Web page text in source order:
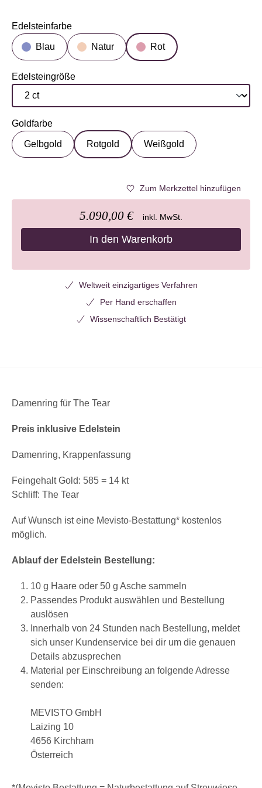
Edelsteinfarbe
auswählen
Blau
Natur Rot
Edelsteingröße
auswählen
Goldfarbe
auswählen
Gelbgold
Rotgold Weißgold
Zum Merkzettel hinzufügen
5.090,00 € inkl. MwSt.
In den Warenkorb
Weltweit einzigartiges Verfahren
Per Hand erschaffen
Wissenschaftlich Bestätigt
Damenring für The Tear
Preis inklusive Edelstein
Damenring, Krappenfassung
Feingehalt Gold: 585 = 14 kt
Schliff: The Tear
Auf Wunsch ist eine Mevisto-Bestattung* kostenlos
möglich.
Ablauf der Edelstein Bestellung:
10 g Haare oder 50 g Asche sammeln
Passendes Produkt auswählen und Bestellung
auslösen
Innerhalb von 24 Stunden nach Bestellung, meldet
sich unser Kundenservice bei dir um die genauen
Details abzusprechen
Material per Einschreibung an folgende Adresse
senden:
MEVISTO GmbH
Laizing 10
4656 Kirchham
Österreich